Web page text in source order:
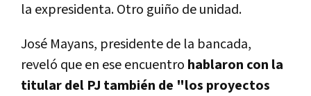
la expresidenta. Otro guiño de unidad.
José Mayans, presidente de la bancada,
reveló que en ese encuentro hablaron con la
titular del PJ también de "los proyectos